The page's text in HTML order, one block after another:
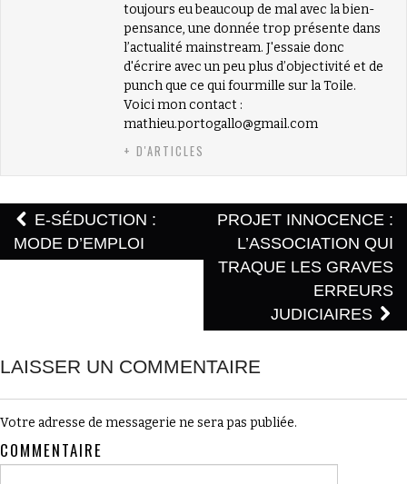
toujours eu beaucoup de mal avec la bien-
pensance, une donnée trop présente dans
l’actualité mainstream. J'essaie donc
d'écrire avec un peu plus d’objectivité et de
punch que ce qui fourmille sur la Toile.
Voici mon contact :
mathieu.portogallo@gmail.com
+ D'ARTICLES
Post navigation
E-SÉDUCTION :
MODE D’EMPLOI
PROJET INNOCENCE :
L’ASSOCIATION QUI
TRAQUE LES GRAVES
ERREURS
JUDICIAIRES
LAISSER UN COMMENTAIRE
Votre adresse de messagerie ne sera pas publiée.
COMMENTAIRE